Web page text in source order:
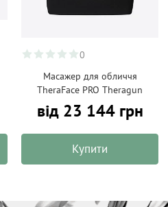
0
Масажер для обличчя
TheraFace PRO Theragun
від 23 144 грн
Купити